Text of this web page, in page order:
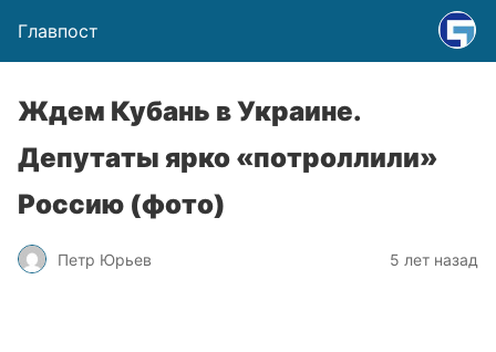
Главпост
Ждем Кубань в Украине.
Депутаты ярко «потроллили»
Россию (фото)
Петр Юрьев 5 лет назад